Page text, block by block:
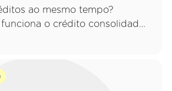
ao mesmo tempo?
o crédito consolidado,